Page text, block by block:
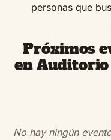
personas que
Próximos
en
No hay ningún